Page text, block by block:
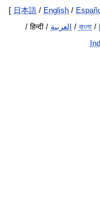
[ 日本語 / English /
/ हिन्दी / العربية / বাংলা /